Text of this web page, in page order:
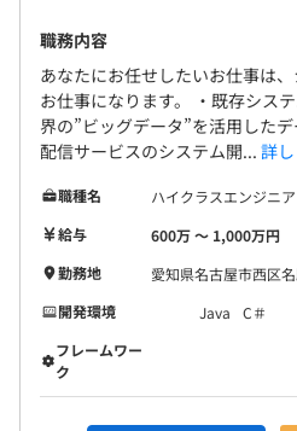
職務内容
あなたにお任せしたいお仕事は
お仕事になります。 ・既存シス
界の”ビッグデータ”を活用した
配信サービスのシステム開... 詳
職種名
ハイクラスエンジニア
給与
600万 〜 1,000万円
勤務地
愛知県名古屋市西区
開発環境
Java
C＃
フレームワー
ク